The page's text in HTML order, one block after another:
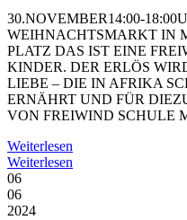
30.NOVEMBER14:00-
WEIHNACHTSMARKT IN
PLATZ DAS IST EINE
KINDER. DER ERLÖS
LIEBE – DIE IN AFRIKA
ERNÄHRT UND FÜR
VON FREIWIND SCHULE
Weiterlesen
Weiterlesen
06
06
2024